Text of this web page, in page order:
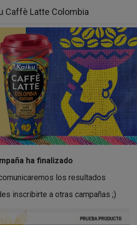
Caffè Latte Colombia
ha finalizado
los resultados
inscribirte a otras campañas ;)